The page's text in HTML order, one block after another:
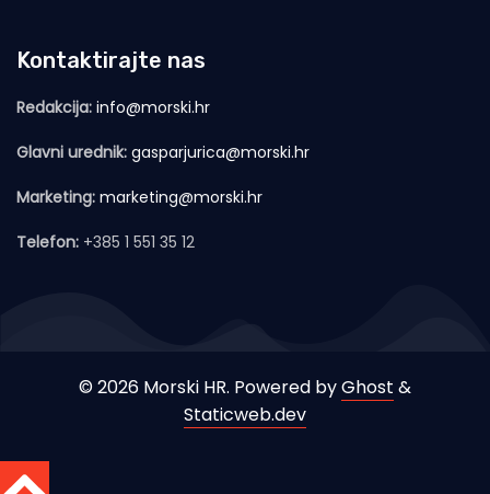
Kontaktirajte nas
Redakcija: info@morski.hr
Glavni urednik: gasparjurica@morski.hr
Marketing: marketing@morski.hr
Telefon: +385 1 551 35 12
© 2026 Morski HR. Powered byGhost &
Staticweb.dev